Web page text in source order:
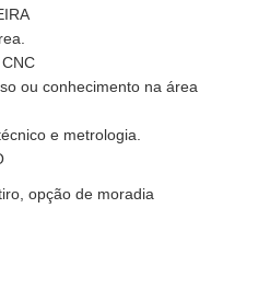
ou conhecimento na área
e metrologia.
opção de moradia